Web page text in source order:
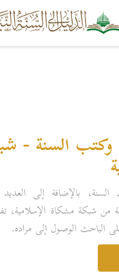
السنة -
بالإضافة إلى
من شبكة مشكاة الإسلامية،
الباحث الوصول إلى مراده.